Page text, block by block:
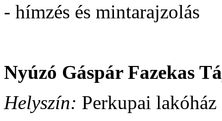
- hímzés és mintarajzolás
Nyúzó Gáspár Fazekas
Helyszín: Perkupai